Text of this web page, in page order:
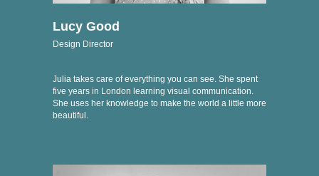
Design Director
Lucy Good
Julia takes care of everything you can see. She spent
five years in London learning visual communication.
She uses her knowledge to make the world a little more
beautiful.